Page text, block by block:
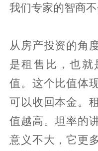
我们专家的智商不
从房产投资的角
是租售比，也就
值。这个比值体
可以收回本金。
值越高。坦率的
意义不大，它更